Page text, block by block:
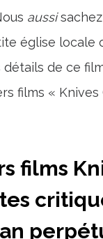
aussisachez
église locale
de ce
films «
films